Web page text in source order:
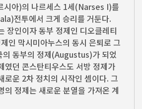
시아)의 나르세스 1세(Narses I)를
전투에서 크게 승리를 거둔다.
장인이자 동부 정제인 디오클레티
인 막시미아누스의 동시 은퇴로 그
의 동부의 정제(Augustus)가 되었
였던 콘스탄티우스도 서방 정제가
로운 2차 정치의 시작인 셈이다. 그
의 정제는 새로운 분열을 가져온 계